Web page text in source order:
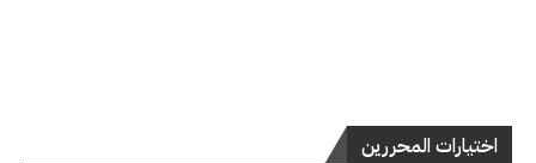
اختيارات المحررين